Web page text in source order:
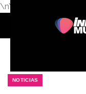
\n\n
NOTICIAS